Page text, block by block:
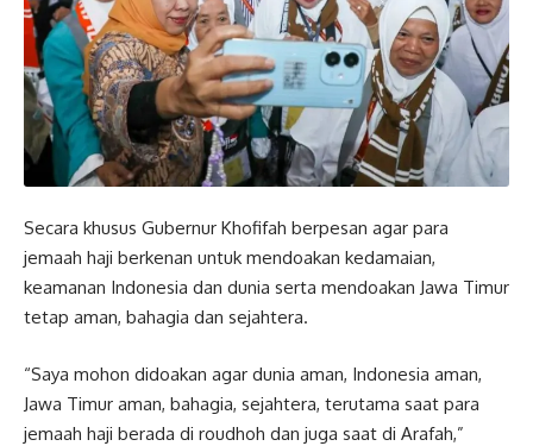
Secara khusus Gubernur Khofifah berpesan agar para
jemaah haji berkenan untuk mendoakan kedamaian,
keamanan Indonesia dan dunia serta mendoakan Jawa Timur
tetap aman, bahagia dan sejahtera.
“Saya mohon didoakan agar dunia aman, Indonesia aman,
Jawa Timur aman, bahagia, sejahtera, terutama saat para
jemaah haji berada di roudhoh dan juga saat di Arafah,”